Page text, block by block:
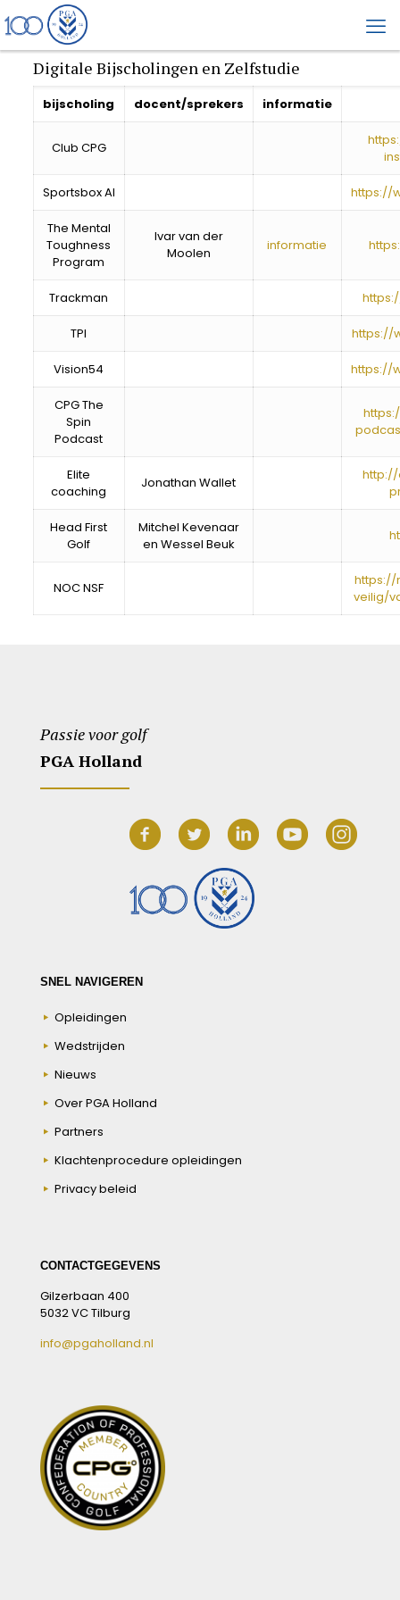
Digitale Bijscholingen en Zelfstudie
bijscholing docent/sprekers informatie
Club CPG
Sportsbox AI https://
The Mental
Toughness
Program
Ivar van der
Moolen
informatie
Trackman
TPI https://
Vision54 https://
CPG The
Spin
Podcast
Elite
coaching
Jonathan Wallet
Head First
Golf
Mitchel Kevenaar
en Wessel Beuk
NOC NSF
veilig/
Passie voor golf
PGA Holland
SNEL NAVIGEREN
Opleidingen
Wedstrijden
Nieuws
Over PGA Holland
Partners
Klachtenprocedure opleidingen
Privacy beleid
CONTACTGEGEVENS
Gilzerbaan 400
5032 VC Tilburg
info@pgaholland.nl